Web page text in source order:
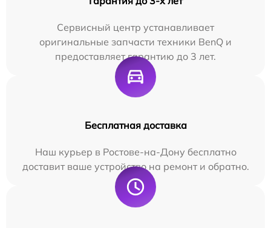
Сервисный центр устанавливает
оригинальные запчасти техники BenQ и
предоставляет гарантию до 3 лет.
Бесплатная доставка
Наш курьер в Ростове-на-Дону бесплатно
доставит ваше устройство на ремонт и обратно.